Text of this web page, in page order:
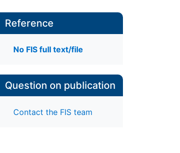
Reference
No FIS full text/file
Question on publication
Contact the FIS team